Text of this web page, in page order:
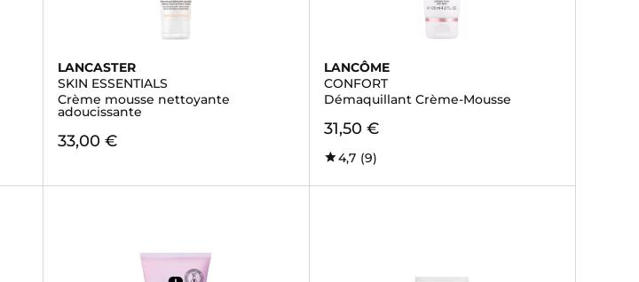
LANCASTER
SKIN ESSENTIALS
Crème mousse nettoyante
adoucissante
33,00 €
LANCÔME
CONFORT
Démaquillant Crème-Mousse
31,50 €
4,7 (9)